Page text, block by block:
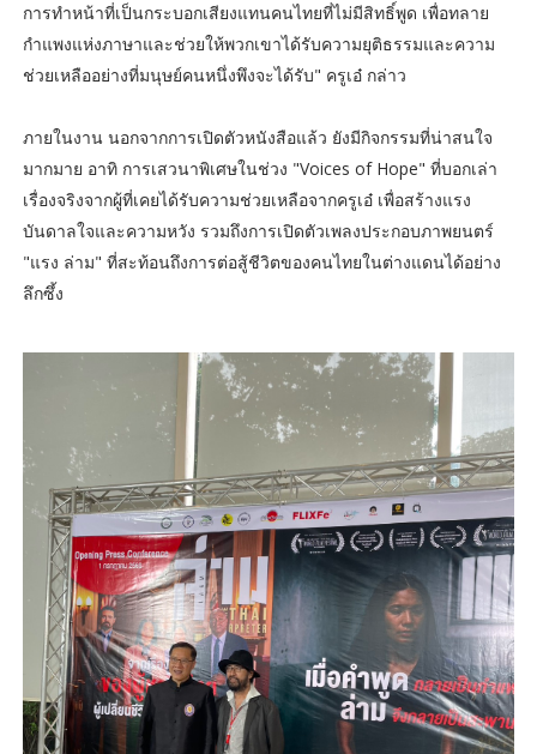
การทำหน้าที่เป็นกระบอกเสียงแทนคนไทยที่ไม่มีสิทธิ์พูด เพื่อทลาย
กำแพงแห่งภาษาและช่วยให้พวกเขาได้รับความยุติธรรมและความ
ช่วยเหลืออย่างที่มนุษย์คนหนึ่งพึงจะได้รับ" ครูเอ๋ กล่าว
ภายในงาน นอกจากการเปิดตัวหนังสือแล้ว ยังมีกิจกรรมที่น่าสนใจ
มากมาย อาทิ การเสวนาพิเศษในช่วง "Voices of Hope" ที่บอกเล่า
เรื่องจริงจากผู้ที่เคยได้รับความช่วยเหลือจากครูเอ๋ เพื่อสร้างแรง
บันดาลใจและความหวัง รวมถึงการเปิดตัวเพลงประกอบภาพยนตร์
"แรง ล่าม" ที่สะท้อนถึงการต่อสู้ชีวิตของคนไทยในต่างแดนได้อย่าง
ลึกซึ้ง